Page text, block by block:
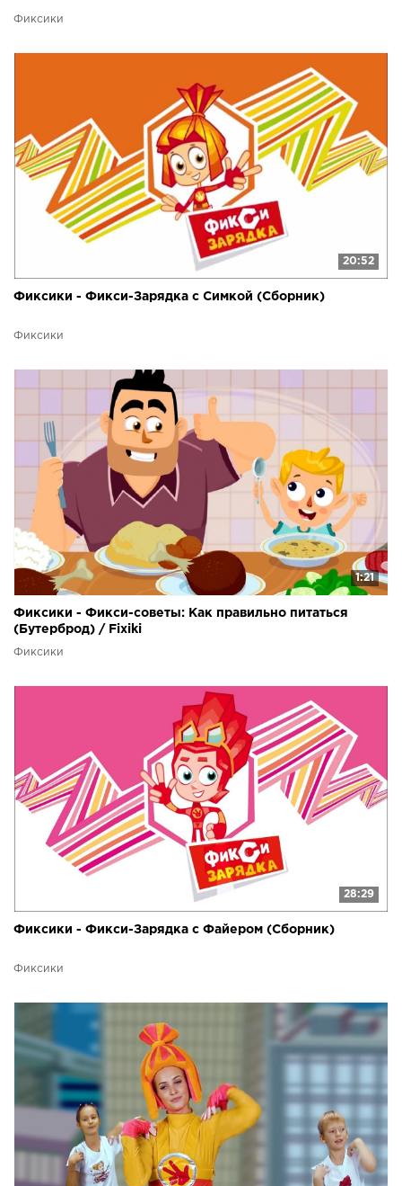
Фиксики
20:52
Фиксики - Фикси-Зарядка с Симкой (Сборник)
Фиксики
1:21
Фиксики - Фикси-советы: Как правильно питаться
(Бутерброд) / Fixiki
Фиксики
28:29
Фиксики - Фикси-Зарядка с Файером (Сборник)
Фиксики